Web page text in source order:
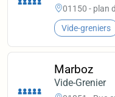
01150 - plan
Vide-greniers
Marboz
Vide-Grenier